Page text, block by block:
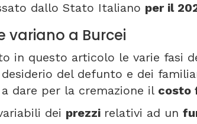
dallo Stato Italiano per il
variano a Burcei
in questo articolo le varie fasi
del defunto e dei
a dare per la cremazione il costo
dei prezzi relativi ad un